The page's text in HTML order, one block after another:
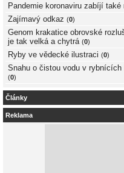
Pandemie koronaviru zabíjí
Zajímavý odkaz (0)
Genom krakatice obrovské
je tak velká a chytrá (0)
Ryby ve vědecké ilustraci (0)
Snahu o čistou vodu v
(0)
Články
Reklama